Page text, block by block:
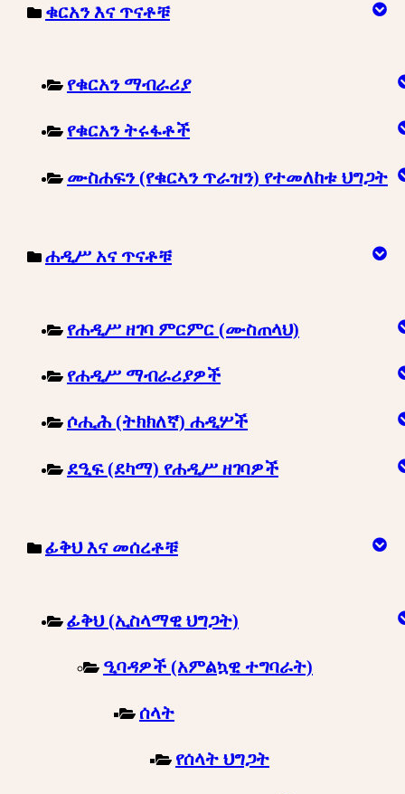
ቁርአን እና ጥናቶቹ
የቁርአን ማብራሪያ
የቁርአን ትሩፋቶች
ሙስሐፍን (የቁርኣን ጥራዝን) የተመለከቱ ህግጋት
ሐዲሥ አና ጥናቶቹ
የሐዲሥ ዘገባ ምርምር (ሙስጠላህ)
የሐዲሥ ማብራሪያዎች
ሶሒሕ (ትክክለኛ) ሐዲሦች
ደዒፍ (ደካማ) የሐዲሥ ዘገባዎች
ፊቅህ እና መሰረቶቹ
ፊቅህ (ኢስላማዊ ህግጋት)
ዒባዳዎች (አምልኳዊ ተግባራት)
ሰላት
የሰላት ህግጋት